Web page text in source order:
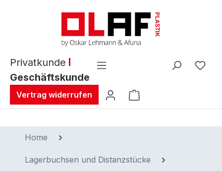
Privatkunde
Geschäftskunde
Vertrag widerrufen Warenkorb enthält
Home
Lagerbuchsen und Distanzstücke